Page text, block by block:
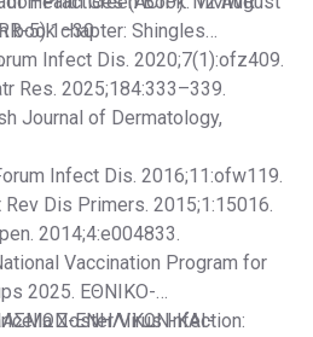
5):1–30.
book chapter: Shingles
Infect Dis. 2020;7(1):ofz409.
Res. 2025;184:333–339.
Journal of Dermatology,
Infect Dis. 2016;11:ofw119.
Rev Dis Primers. 2015;1:15016.
2014;4:e004833.
Vaccination Program for
2025. ΕΘΝΙΚΟ-
ΕΝΗΛΙΚΩΝ-ΚΑΙ-
Zoster Virus Infection: